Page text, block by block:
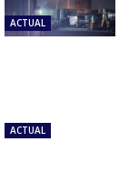
ACTUAL
ACTUAL